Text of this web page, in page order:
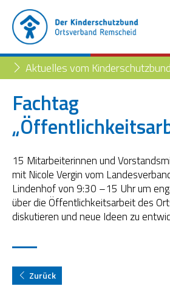
Der Kinderschutzbund
Aktuelles
Blog
Kinder- und Jugendtelefon
Trennung der Eltern
Familienberatungsstelle
Familienberatungsstelle
Begleiteter Umgang
Müttertreff „Mama mia“
Aktuelles vom
Fachtag
15 Mitarbeiterinnen und
mit Nicole Vergin vom
Lindenhof von 9:30 –15 Uhr um
über die Öffentlichkeitsarbeit des
diskutieren und neue Ideen zu
Zurück